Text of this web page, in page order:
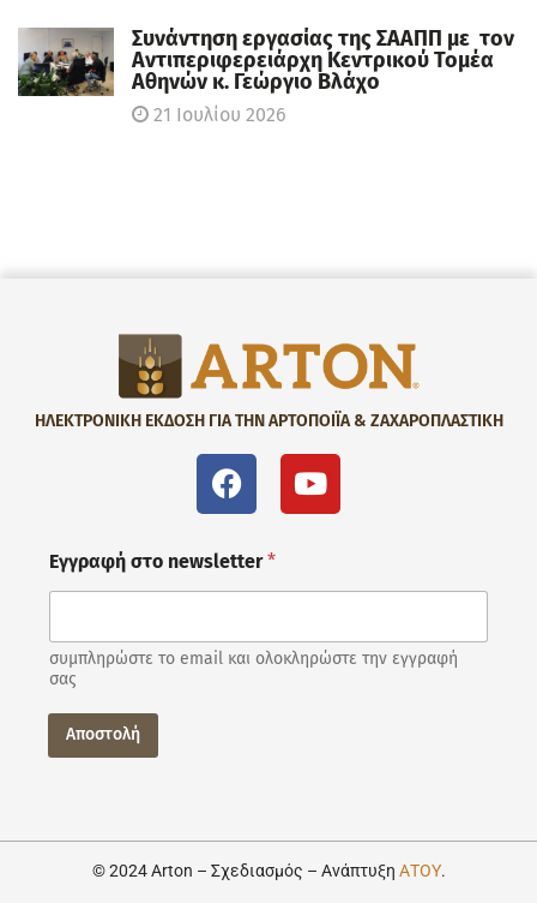
Συνάντηση εργασίας της ΣΑΑΠΠ με τον
Αντιπεριφερειάρχη Κεντρικού Τομέα
Αθηνών κ. Γεώργιο Βλάχο
21 Ιουλίου 2026
ΗΛΕΚΤΡΟΝΙΚΗ ΕΚΔΟΣΗ ΓΙΑ ΤΗΝ ΑΡΤΟΠΟΙΪΑ & ΖΑΧΑΡΟΠΛΑΣΤΙΚΗ
Εγγραφή στο newsletter*
συμπληρώστε το email και ολοκληρώστε την εγγραφή
σας
Αποστολή
© 2024 Arton – Σχεδιασμός – Ανάπτυξη ΑΤΟΥ.